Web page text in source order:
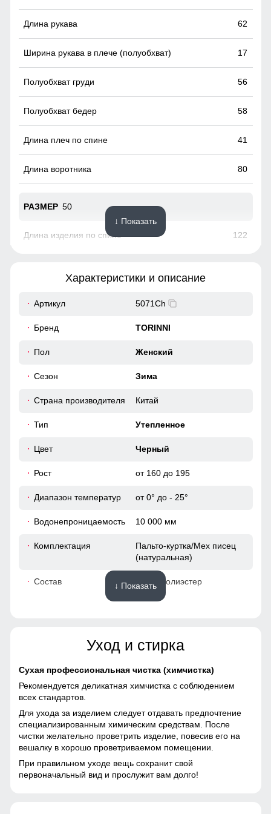
дополнительную защиту от холода
Вместительные карманы
Вместительные карманы
Материал подкладки
Подкладка из полиэстера: Устойчива к износу и легко
очищается, что делает костюм идеальным вариантом для
повседневного использования.
62
17
56
58
41
80
50
122
54
126
↓ Показать
Характеристики и описание
Артикул 5071Ch
Бренд TORINNI
Пол Женский
Сезон Зима
Страна производителя Китай
Тип Утепленное
Цвет Черный
Рост от 160 до 195
Диапазон температур от 0° до - 25°
Водонепроницаемость 10 000 мм
Комплектация
Пальто-куртка/Мех писец
(натуральная)
Состав 100% Полиэстер
Мембранные материалы,
Натуральные материалы,
Полиэстер, Плащевка,
Тефлон, Болонь,
Экологичные материалы
Материал подкладки 100% полиэстер
Материал подкладки
капюшона
100% полиэстер
Материал наполнителя Тинсулейт
↓ Показать
Уход и стирка
Сухая профессиональная чистка (химчистка)
Рекомендуется деликатная химчистка с соблюдением
всех стандартов.
Для ухода за изделием следует отдавать предпочтение
специализированным химическим средствам. После
чистки желательно проветрить изделие, повесив его на
вешалку в хорошо проветриваемом помещении.
При правильном уходе вещь сохранит свой
первоначальный вид и прослужит вам долго!